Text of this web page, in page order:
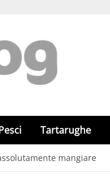
Tartarughe
mangiare